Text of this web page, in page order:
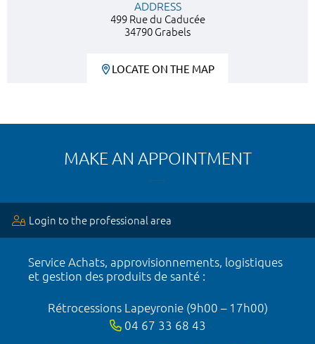
ADDRESS
499 Rue du Caducée
34790 Grabels
LOCATE ON THE MAP
MAKE AN APPOINTMENT
Login to the professional area
Service Achats, approvisionnements, logistiques
et gestion des produits de santé :
Rétrocessions Lapeyronie (9h00 – 17h00)
04 67 33 68 43